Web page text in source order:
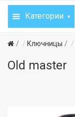
Категории
Ключницы
Old master